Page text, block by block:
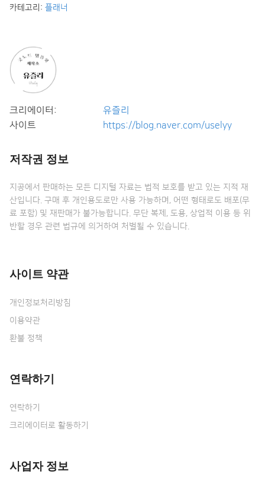
카테고리: 플래너
크리에이터:
유즐리
사이트
https://blog.naver.com/uselyy
저작권 정보
지공에서 판매하는 모든 디지털 자료는 법적 보호를 받고 있는 지적 재
산입니다. 구매 후 개인용도로만 사용 가능하며, 어떤 형태로도 배포(무
료 포함) 및 재판매가 불가능합니다. 무단 복제, 도용, 상업적 이용 등 위
반할 경우 관련 법규에 의거하여 처벌될 수 있습니다.
사이트 약관
개인정보처리방침
이용약관
환불 정책
연락하기
연락하기
크리에이터로 활동하기
사업자 정보